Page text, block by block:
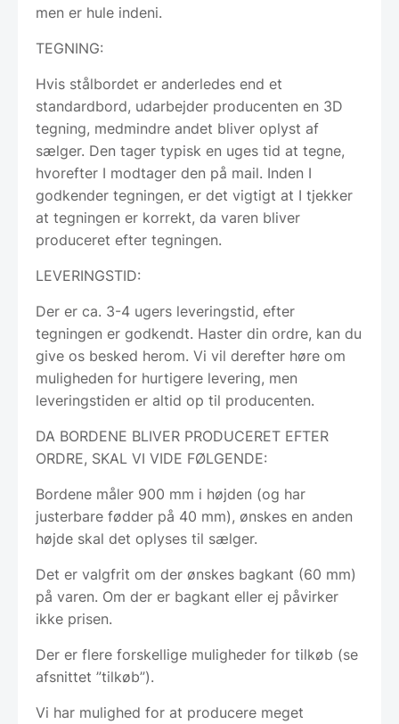
men er hule indeni.
TEGNING:
Hvis stålbordet er anderledes end et
standardbord, udarbejder producenten en 3D
tegning, medmindre andet bliver oplyst af
sælger. Den tager typisk en uges tid at tegne,
hvorefter I modtager den på mail. Inden I
godkender tegningen, er det vigtigt at I tjekker
at tegningen er korrekt, da varen bliver
produceret efter tegningen.
LEVERINGSTID:
Der er ca. 3-4 ugers leveringstid, efter
tegningen er godkendt. Haster din ordre, kan du
give os besked herom. Vi vil derefter høre om
muligheden for hurtigere levering, men
leveringstiden er altid op til producenten.
DA BORDENE BLIVER PRODUCERET EFTER
ORDRE, SKAL VI VIDE FØLGENDE:
Bordene måler 900 mm i højden (og har
justerbare fødder på 40 mm), ønskes en anden
højde skal det oplyses til sælger.
Det er valgfrit om der ønskes bagkant (60 mm)
på varen. Om der er bagkant eller ej påvirker
ikke prisen.
Der er flere forskellige muligheder for tilkøb (se
afsnittet ”tilkøb”).
Vi har mulighed for at producere meget